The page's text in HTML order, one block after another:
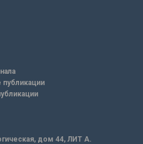
дом 44, ЛИТ А.